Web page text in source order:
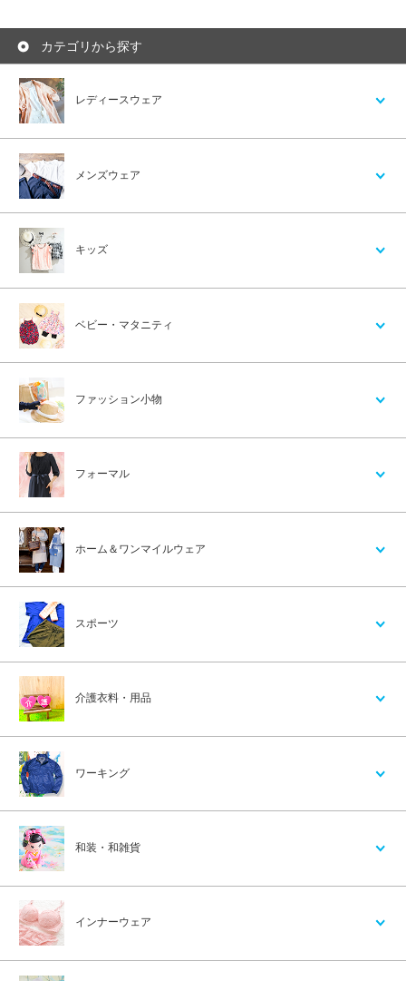
カテゴリから探す
レディースウェア
メンズウェア
キッズ
ベビー・マタニティ
ファッション小物
フォーマル
ホーム＆ワンマイルウェア
スポーツ
介護衣料・用品
ワーキング
和装・和雑貨
インナーウェア